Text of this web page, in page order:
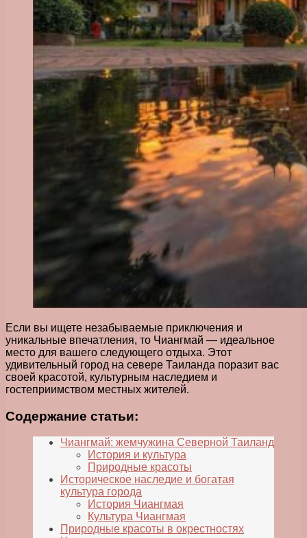
Если вы ищете незабываемые приключения и
уникальные впечатления, то Чиангмай — идеальное
место для вашего следующего отдыха. Этот
удивительный город на севере Таиланда поразит вас
своей красотой, культурным наследием и
гостеприимством местных жителей.
Содержание статьи:
Чиангмай: жемчужина Северной Таиланд
История и культура
Природные красоты
Историческое наследие и богатая
культура города
История Чиангмая
Культура Чиангмая
Природные красоты в окрестностях